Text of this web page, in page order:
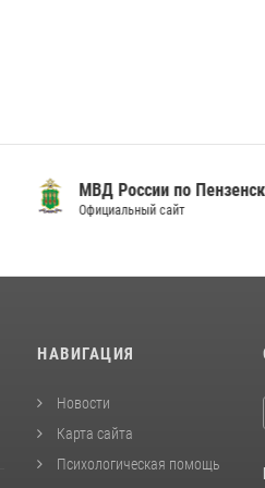
МВД России по
Официальный сайт
НАВИГАЦИЯ
Новости
Карта сайта
Психологическая помощь